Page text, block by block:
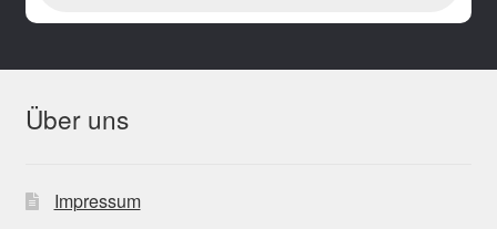
Über uns
Impressum